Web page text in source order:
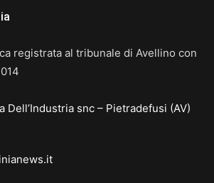
registrata al tribunale di Avellino con
Dell’Industria snc – Pietradefusi (AV)